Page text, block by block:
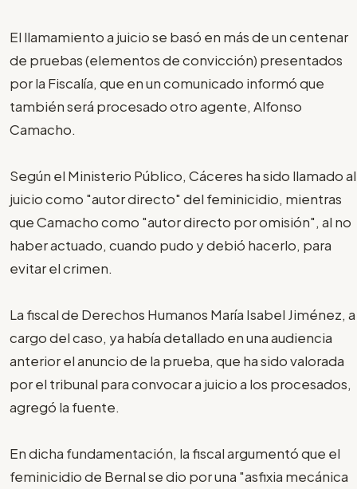
El llamamiento a juicio se basó en más de un centenar
de pruebas (elementos de convicción) presentados
por la Fiscalía, que en un comunicado informó que
también será procesado otro agente, Alfonso
Camacho.
Según el Ministerio Público, Cáceres ha sido llamado al
juicio como "autor directo" del feminicidio, mientras
que Camacho como "autor directo por omisión", al no
haber actuado, cuando pudo y debió hacerlo, para
evitar el crimen.
La fiscal de Derechos Humanos María Isabel Jiménez, a
cargo del caso, ya había detallado en una audiencia
anterior el anuncio de la prueba, que ha sido valorada
por el tribunal para convocar a juicio a los procesados,
agregó la fuente.
En dicha fundamentación, la fiscal argumentó que el
feminicidio de Bernal se dio por una "asfixia mecánica